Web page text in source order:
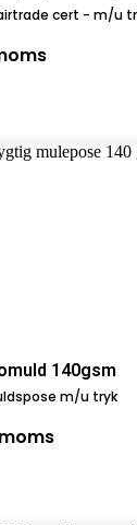
cert - m/u
140gsm
m/u tryk